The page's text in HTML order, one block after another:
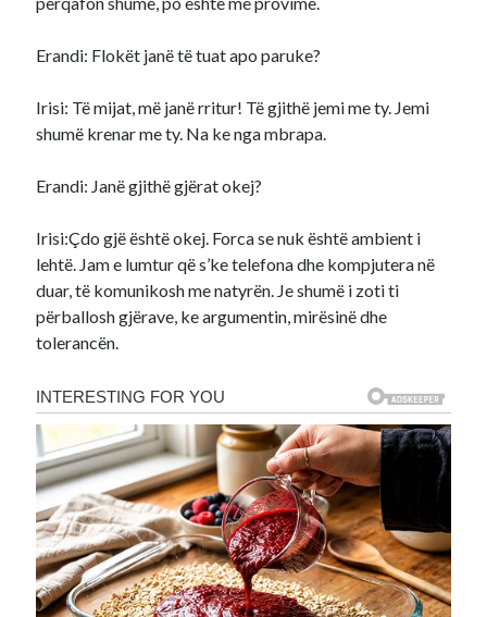
Erandi: Flokët janë të tuat apo paruke?
Irisi: Të mijat, më janë rritur! Të gjithë jemi me ty. Jemi
shumë krenar me ty. Na ke nga mbrapa.
Erandi: Janë gjithë gjërat okej?
Irisi:Çdo gjë është okej. Forca se nuk është ambient i
lehtë. Jam e lumtur që s’ke telefona dhe kompjutera në
duar, të komunikosh me natyrën. Je shumë i zoti ti
përballosh gjërave, ke argumentin, mirësinë dhe
tolerancën.